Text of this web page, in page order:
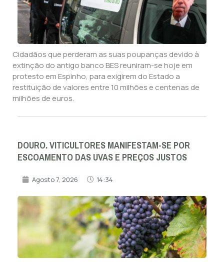
Cidadãos que perderam as suas poupanças devido à
extinção do antigo banco BES reuniram-se hoje em
protesto em Espinho, para exigirem do Estado a
restituição de valores entre 10 milhões e centenas de
milhões de euros.
DOURO. VITICULTORES MANIFESTAM-SE POR
ESCOAMENTO DAS UVAS E PREÇOS JUSTOS
Agosto 7, 2026 14:34